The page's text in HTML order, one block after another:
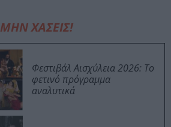
ΜΗΝ ΧΑΣΕΙΣ!
Φεστιβάλ Αισχύλεια 2026: Το
φετινό πρόγραμμα
αναλυτικά